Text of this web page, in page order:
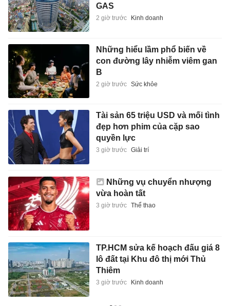
GAS
2 giờ trước Kinh doanh
Những hiểu lầm phổ biến về
con đường lây nhiễm viêm gan
B
2 giờ trước Sức khỏe
Tài sản 65 triệu USD và mối tình
đẹp hơn phim của cặp sao
quyền lực
3 giờ trước Giải trí
Những vụ chuyển nhượng
vừa hoàn tất
3 giờ trước Thể thao
TP.HCM sửa kế hoạch đấu giá 8
lô đất tại Khu đô thị mới Thủ
Thiêm
3 giờ trước Kinh doanh